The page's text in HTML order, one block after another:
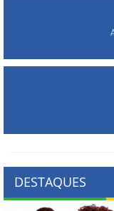
DESTAQUES